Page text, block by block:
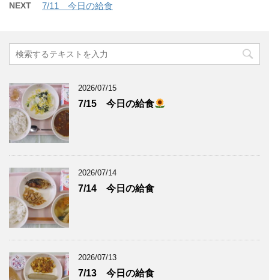
NEXT 7/11 今日の給食
2026/07/15
7/15 今日の給食
2026/07/14
7/14 今日の給食
2026/07/13
7/13 今日の給食